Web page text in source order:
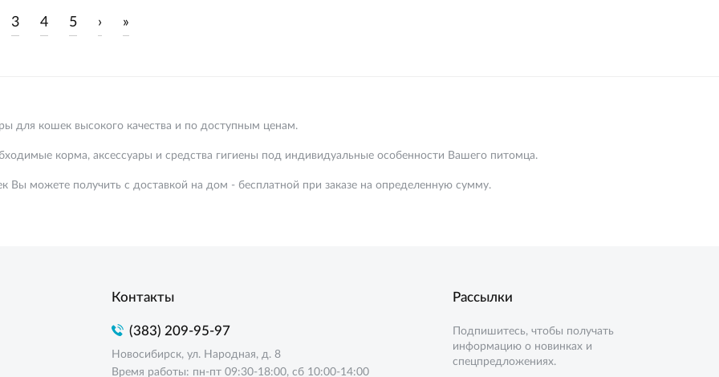
3 4 5 › »
для кошек высокого качества и по доступным ценам.
корма, аксессуары и средства гигиены под индивидуальные особенности Вашего питомца.
Вы можете получить с доставкой на дом - бесплатной при заказе на определенную сумму.
Контакты
(383) 209-95-97
Новосибирск, ул. Народная, д. 8
Время работы: пн-пт 09:30-18:00, сб 10:00-14:00
Рассылки
Подпишитесь, чтобы получать
информацию о новинках и
спецпредложениях.